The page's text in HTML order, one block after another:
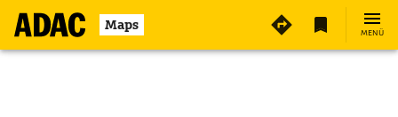
Maps MENÜ